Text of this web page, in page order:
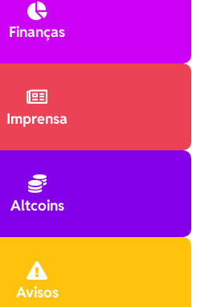

Finanças

Imprensa

Altcoins

Avisos